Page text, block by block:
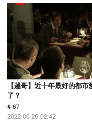
【越哥】近十年最好的都
了？
# 67
2022-06-26 02:42